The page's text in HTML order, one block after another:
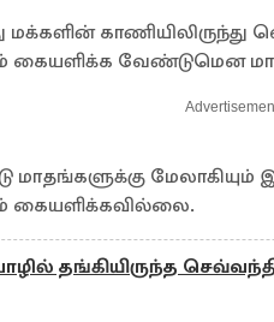
காணியிலிருந்து
கையளிக்க வேண்டுமென
மாதங்களுக்கு
கையளிக்கவில்லை.
தங்கியிருந்த